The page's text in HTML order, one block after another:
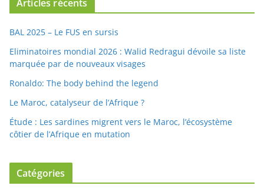
Articles récents
BAL 2025 – Le FUS en sursis
Eliminatoires mondial 2026 : Walid Redragui dévoile sa liste
marquée par de nouveaux visages
Ronaldo: The body behind the legend
Le Maroc, catalyseur de l’Afrique ?
Étude : Les sardines migrent vers le Maroc, l’écosystème
côtier de l’Afrique en mutation
Catégories